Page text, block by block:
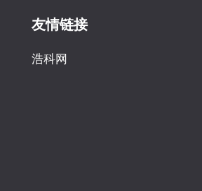
友情链接
浩科网